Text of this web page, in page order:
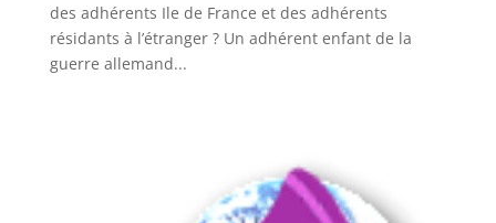
des adhérents Ile de France et des adhérents
résidants à l’étranger ? Un adhérent enfant de la
guerre allemand...